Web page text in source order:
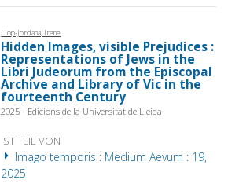
Llop-Jordana, Irene
Hidden Images, visible Prejudices :
Representations of Jews in the
Libri Judeorum from the Episcopal
Archive and Library of Vic in the
fourteenth Century
2025 - Edicions de la Universitat de Lleida
IST TEIL VON
Imago temporis : Medium Aevum : 19,
2025